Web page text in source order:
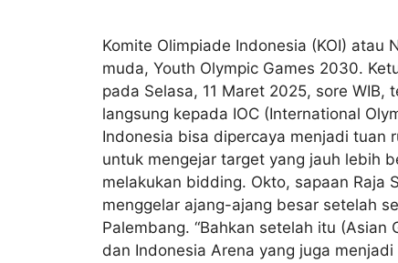
Komite Olimpiade Indonesia (KOI)
muda, Youth Olympic Games 2030.
pada Selasa, 11 Maret 2025, sore
langsung kepada IOC (International
Indonesia bisa dipercaya menjadi tuan
untuk mengejar target yang jauh lebih
melakukan bidding. Okto, sapaan Raja
menggelar ajang-ajang besar setelah
Palembang. “Bahkan setelah itu
dan Indonesia Arena yang juga